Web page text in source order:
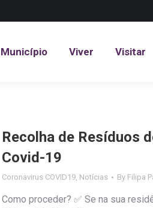
Município Viver Visitar
Recolha de Resíduos
Covid-19
Coronavirus COVID19, Notícias By Filipa
Como proceder? ✅ Se na sua
Município Viver Visitar